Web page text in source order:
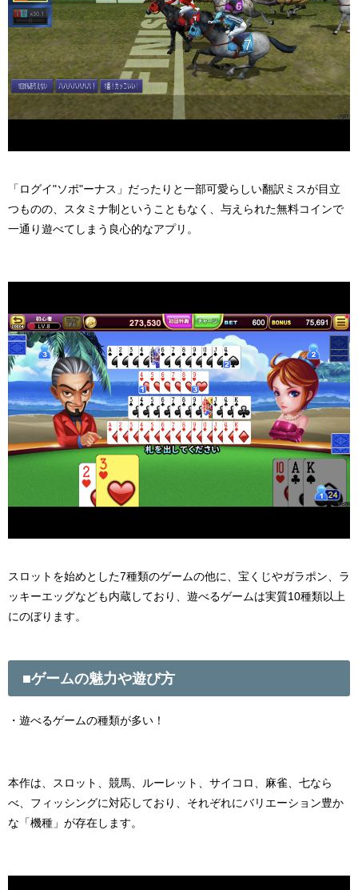
「ログイ"ソポ"ーナス」だったりと一部可愛らしい翻訳ミスが目立
つものの、スタミナ制ということもなく、与えられた無料コインで
一通り遊べてしまう良心的なアプリ。
スロットを始めとした7種類のゲームの他に、宝くじやガラポン、ラ
ッキーエッグなども内蔵しており、遊べるゲームは実質10種類以上
にのぼります。
■ゲームの魅力や遊び方
・遊べるゲームの種類が多い！
本作は、スロット、競馬、ルーレット、サイコロ、麻雀、七なら
べ、フィッシングに対応しており、それぞれにバリエーション豊か
な「機種」が存在します。